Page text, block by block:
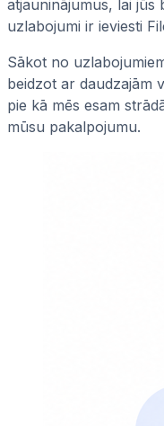
atjauninājumus, lai
uzlabojumi ir ieviesti
Sākot no
beidzot ar daudzajām
pie kā mēs esam
mūsu pakalpojumu.